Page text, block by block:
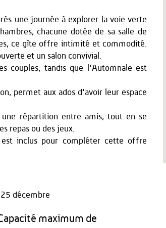
une journée à explorer la voie verte
chacune dotée de sa salle de
ce gîte offre intimité et commodité.
et un salon convivial.
couples, tandis que l'Automnale est
permet aux ados d'avoir leur espace
une répartition entre amis, tout en se
repas ou des jeux.
inclus pour compléter cette offre
décembre
maximum de